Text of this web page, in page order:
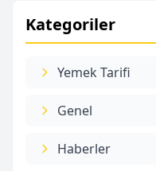
Kategoriler
Yemek Tarifi
Genel
Haberler